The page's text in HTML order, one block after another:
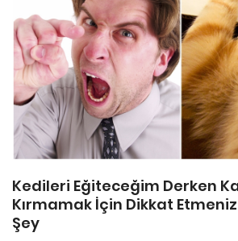
Kedileri Eğiteceğim Derken
Kırmamak İçin Dikkat
Şey